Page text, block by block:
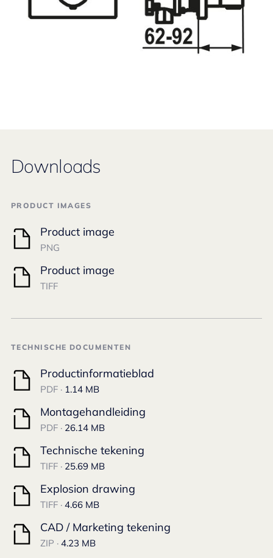
Downloads
PRODUCT IMAGES
Product image
PNG
Product image
TIFF
TECHNISCHE DOCUMENTEN
Productinformatieblad
PDF · 1.14 MB
Montagehandleiding
PDF · 26.14 MB
Technische tekening
TIFF · 25.69 MB
Explosion drawing
TIFF · 4.66 MB
CAD / Marketing tekening
ZIP · 4.23 MB